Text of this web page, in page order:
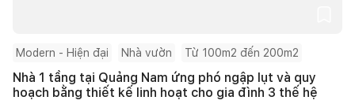
Modern - Hiện đại Nhà vườn Từ 100m2 đến 200m2
Nhà 1 tầng tại Quảng Nam ứng phó ngập lụt và quy
hoạch bằng thiết kế linh hoạt cho gia đình 3 thế hệ